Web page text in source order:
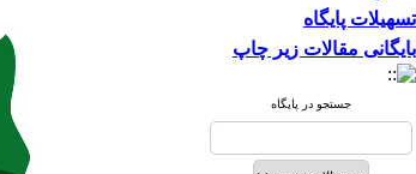
تسهیلات پایگاه
بایگانی مقالات زیر چاپ
جستجو در پایگاه